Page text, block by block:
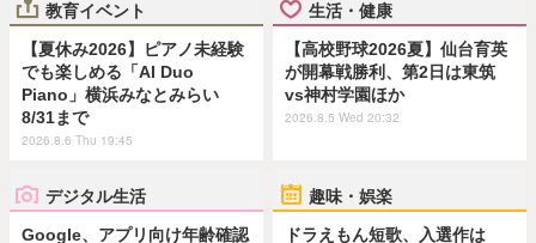
教育イベント
【夏休み2026】ピアノ未経験
でも楽しめる「AI Duo
Piano」横浜みなとみらい
8/31まで
2026.8.6 Thu 19:45
生活・健康
【高校野球2026夏】仙台育英
が開幕戦勝利、第2日は東筑
vs神村学園ほか
2026.8.5 Wed 20:32
デジタル生活
Google、アプリ向け年齢確認
趣味・娯楽
ドラえもん短歌、入選作は